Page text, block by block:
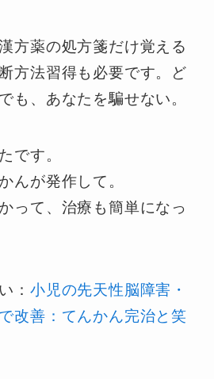
方薬の処方箋だけ覚える
方法習得も必要です。ど
も、あなたを騙せない。
です。
んが発作して。
って、治療も簡単になっ
： 小児の先天性脳障害・
改善：てんかん完治と笑